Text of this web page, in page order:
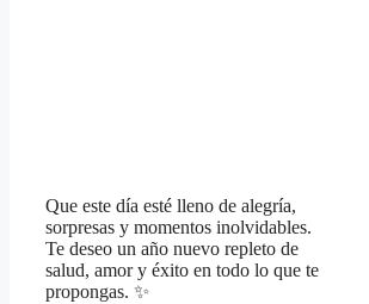
Que este día esté lleno de alegría,
sorpresas y momentos inolvidables.
Te deseo un año nuevo repleto de
salud, amor y éxito en todo lo que te
propongas. ✨